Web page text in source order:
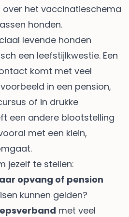
over het vaccinatieschema
honden.
levende honden
een leefstijlkwestie. Een
komt met veel
in een pension,
of in drukke
een andere blootstelling
met een klein,
jezelf te stellen:
opvang of pension
kunnen gelden?
met veel